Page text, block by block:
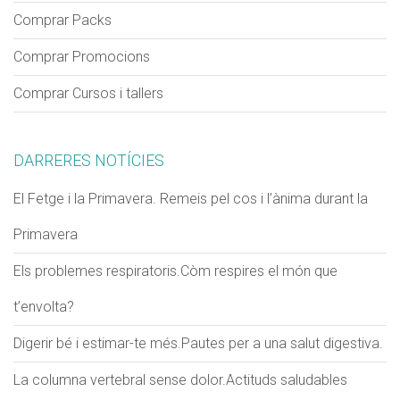
Comprar Packs
Comprar Promocions
Comprar Cursos i tallers
DARRERES NOTÍCIES
El Fetge i la Primavera. Remeis pel cos i l’ànima durant la
Primavera
Els problemes respiratoris.Còm respires el món que
t’envolta?
Digerir bé i estimar-te més.Pautes per a una salut digestiva.
La columna vertebral sense dolor.Actituds saludables
VERIFICACIÓ
Si us plau escriu dos dígits
Exemple: 12